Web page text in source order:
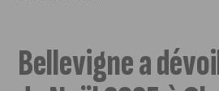
Bellevigne a